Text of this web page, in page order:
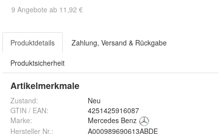
9 Angebote ab 11,92 €
Produktdetails Zahlung, Versand & Rückgabe
Produktsicherheit
Artikelmerkmale
Zustand:
Neu
GTIN / EAN:
4251425916087
Marke:
Mercedes Benz
Hersteller Nr.:
A000989690613ABDE